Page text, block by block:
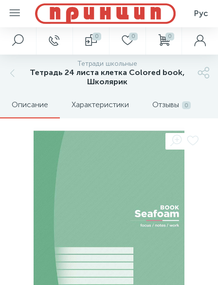
Рус
0 0 0
Тетради школьные
Тетрадь 24 листа клетка Colored book,
Школярик
Описание Характеристики Отзывы 0